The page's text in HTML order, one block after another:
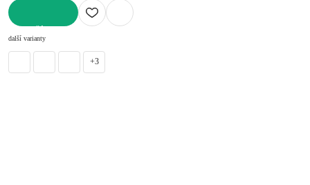
další varianty
+3